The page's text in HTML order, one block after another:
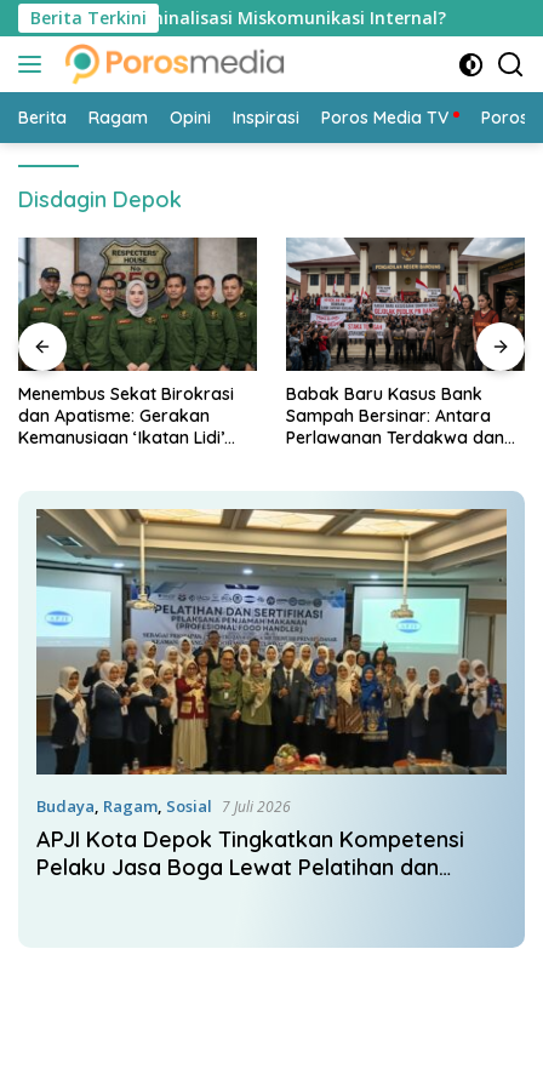
Langsung
ke
konten
Berita Terkini
Kriminalisasi Miskomunikasi Internal? Menembus
Berita Ragam Opini Inspirasi Poros Media TV Poros
Disdagin Depok
Menembus Sekat Birokrasi
dan Apatisme: Gerakan
Kemanusiaan ‘Ikatan Lidi’
​Babak Baru Kasus Bank
Sampah Bersinar: Antara
Perlawanan Terdakwa dan
Budaya Ragam Sosial 7 Juli 2026
APJI Kota Depok Tingkatkan Kompetensi
Pelaku Jasa Boga Lewat Pelatihan dan